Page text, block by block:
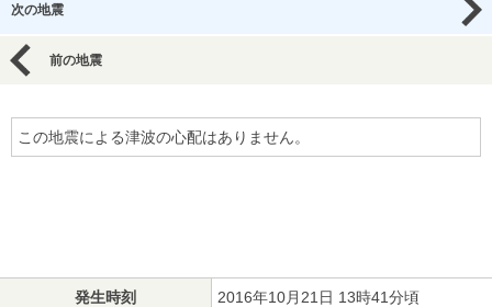
次の地震
前の地震
この地震による津波の心配はありません。
発生時刻 2016年10月21日 13時41分頃